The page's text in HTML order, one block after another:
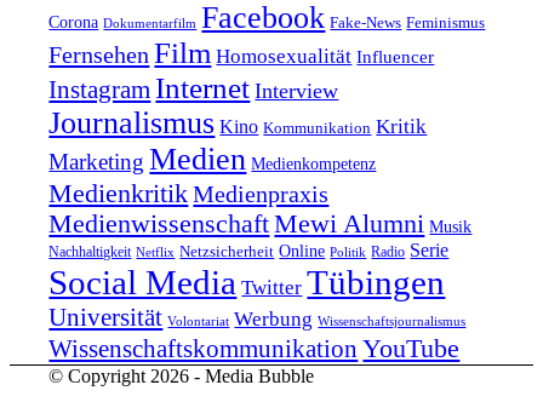
Corona Dokumentarfilm Facebook Fake-News Feminismus
Fernsehen Film Homosexualität Influencer
Instagram Internet Interview
Journalismus Kino Kommunikation Kritik
Marketing Medien Medienkompetenz
Medienkritik Medienpraxis
MedienwissenschaftMewi Alumni Musik
Nachhaltigkeit Netflix Netzsicherheit Online Politik Radio Serie
Social Media Twitter Tübingen
Universität Volontariat Werbung Wissenschaftsjournalismus
Wissenschaftskommunikation YouTube
© Copyright 2026 - Media Bubble